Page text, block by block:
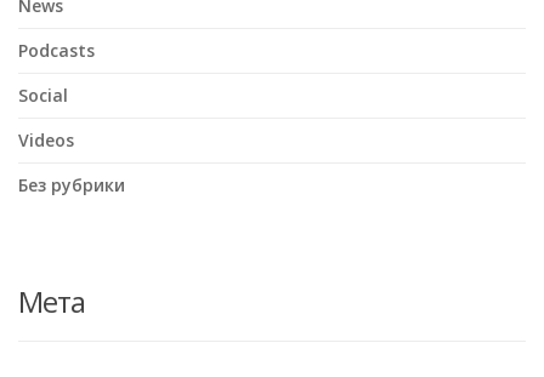
News
Podcasts
Social
Videos
Без рубрики
Мета